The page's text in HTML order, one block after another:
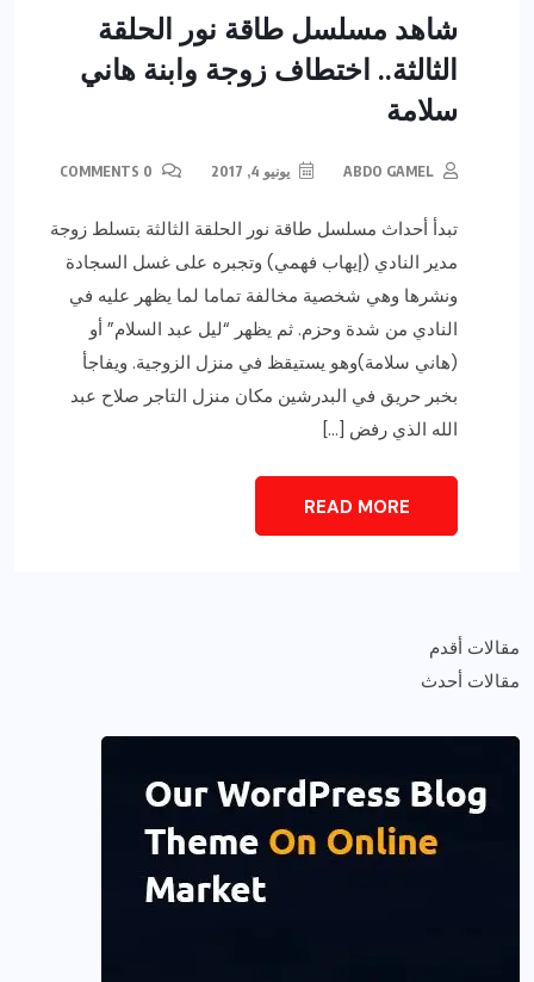
شاهد مسلسل طاقة نور الحلقة
الثالثة.. اختطاف زوجة وابنة هاني
سلامة
ABDO GAMEL يونيو 4, 2017
تبدأ أحداث مسلسل طاقة نور الحلقة الثالثة بتسلط زوجة
مدير النادي (إيهاب فهمي) وتجبره على غسل السجادة
ونشرها وهي شخصية مخالفة تماما لما يظهر عليه في
النادي من شدة وحزم. ثم يظهر “ليل عبد السلام” أو
(هاني سلامة)وهو يستيقظ في منزل الزوجية. ويفاجأ
بخبر حريق في البدرشين مكان منزل التاجر صلاح عبد
الله الذي رفض […]
READ MORE
مقالات أقدم
مقالات أحدث